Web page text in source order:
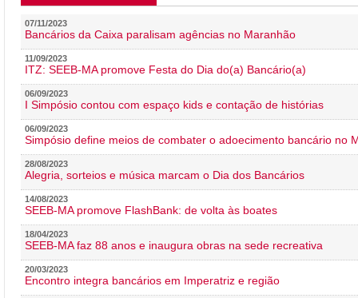
07/11/2023
Bancários da Caixa paralisam agências no Maranhão
11/09/2023
ITZ: SEEB-MA promove Festa do Dia do(a) Bancário(a)
06/09/2023
I Simpósio contou com espaço kids e contação de histórias
06/09/2023
Simpósio define meios de combater o adoecimento bancário no
28/08/2023
Alegria, sorteios e música marcam o Dia dos Bancários
14/08/2023
SEEB-MA promove FlashBank: de volta às boates
18/04/2023
SEEB-MA faz 88 anos e inaugura obras na sede recreativa
20/03/2023
Encontro integra bancários em Imperatriz e região